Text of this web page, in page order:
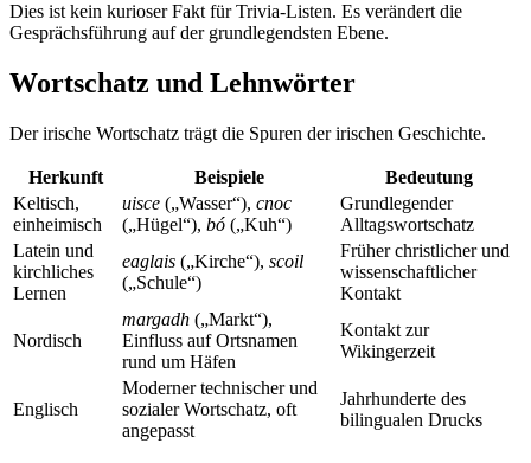
Dies ist kein kurioser Fakt für Trivia-Listen. Es verändert die
Gesprächsführung auf der grundlegendsten Ebene.
Wortschatz und Lehnwörter
Der irische Wortschatz trägt die Spuren der irischen Geschichte.
Herkunft Beispiele
Bedeutung
Keltisch,
einheimisch
uisce („Wasser“), cnoc
(„Hügel“), bó („Kuh“)
Grundlegender
Alltagswortschatz
Latein und
kirchliches
Lernen
eaglais („Kirche“), scoil
(„Schule“)
Früher christlicher und
wissenschaftlicher
Kontakt
Nordisch
margadh („Markt“),
Einfluss auf Ortsnamen
rund um Häfen
Kontakt zur
Wikingerzeit
Englisch
Moderner technischer und
sozialer Wortschatz, oft
angepasst
Jahrhunderte des
bilingualen Drucks